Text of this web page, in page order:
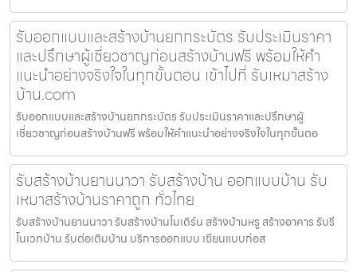
รับออกแบบและสร้างบ้านยกกระบัตร รับประเมินราคา
และปรึกษาผู้เชี่ยวชาญก่อนสร้างบ้านฟรี พร้อมให้คำ
แนะนำอย่างจริงใจในทุกขั้นตอน เข้าไปที่ รับเหมาสร้าง
บ้าน.com
รับออกแบบและสร้างบ้านยกกระบัตร รับประเมินราคาและปรึกษาผู้
เชี่ยวชาญก่อนสร้างบ้านฟรี พร้อมให้คำแนะนำอย่างจริงใจในทุกขั้นตอ
รับสร้างบ้านยานนาวา รับสร้างบ้าน ออกแบบบ้าน รับ
เหมาสร้างบ้านราคาถูก ทั่วไทย
รับสร้างบ้านยานนาวา รับสร้างบ้านโมเดิร์น สร้างบ้านหรู สร้างอาคาร รับรี
โนเวทบ้าน รับต่อเติมบ้าน บริการออกแบบ เขียนแบบก่อส